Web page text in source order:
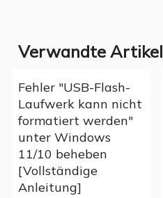
Verwandte Artikel
Fehler "USB-Flash-
Laufwerk kann nicht
formatiert werden"
unter Windows
11/10 beheben
[Vollständige
Anleitung]